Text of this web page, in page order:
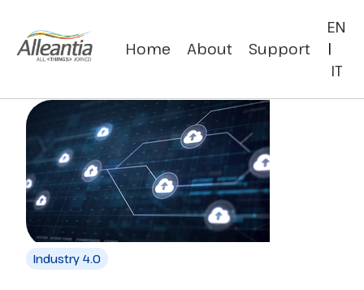
Home About Support
EN
|
IT
Industry 4.0